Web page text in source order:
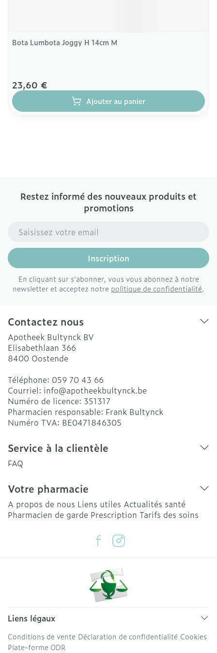
Bota Lumbota Joggy H 14cm M
23,60 €
Ajouter au panier
Restez informé des nouveaux produits et
promotions
Adresse mail
Inscription
En cliquant sur s'abonner, vous vous abonnez à notre
newsletter et acceptez notre politique de confidentialité.
Contactez nous
Apotheek Bultynck BV
Elisabethlaan 366
8400 Oostende
Téléphone: 059 70 43 66
Courriel: info@apotheekbultynck.be
Numéro de licence: 351317
Pharmacien responsable: Frank Bultynck
Numéro TVA: BE0471846305
Service à la clientèle
FAQ
Votre pharmacie
A propos de nous Liens utiles Actualités santé
Pharmacien de garde Prescription Tarifs des soins
Liens légaux
Conditions de vente Déclaration de confidentialité Cookies
Plate-forme ODR